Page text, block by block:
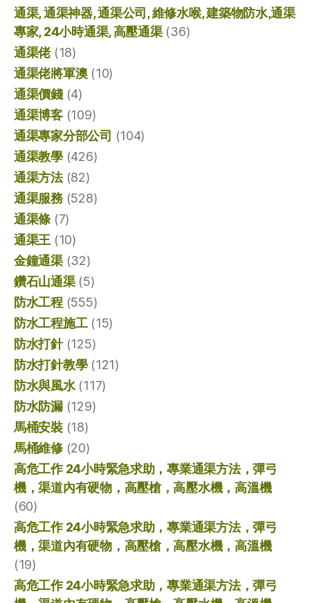
通渠, 通渠神器, 通渠公司, 維修水喉, 建築物防水,通渠
專家, 24小時通渠, 高壓通渠(36)
通渠佬(18)
通渠佬將軍澳(10)
通渠價錢(4)
通渠博客(109)
通渠專家分部公司 (104)
通渠教學(426)
通渠方法(82)
通渠服務(528)
通渠條 (7)
通渠王 (10)
金鐘通渠(32)
鑽石山通渠(5)
防水工程(555)
防水工程施工(15)
防水打針(125)
防水打針教學(121)
防水與風水(117)
防水防漏(129)
馬桶安裝(18)
馬桶維修(20)
高危工作 24小時緊急求助，專業通渠方法，彈弓
機，渠道內有硬物，高壓槍，高壓水機，高溫機
(60)
高危工作 24小時緊急求助，專業通渠方法，彈弓
機，渠道內有硬物，高壓槍，高壓水機，高溫機
(19)
高危工作 24小時緊急求助，專業通渠方法，彈弓